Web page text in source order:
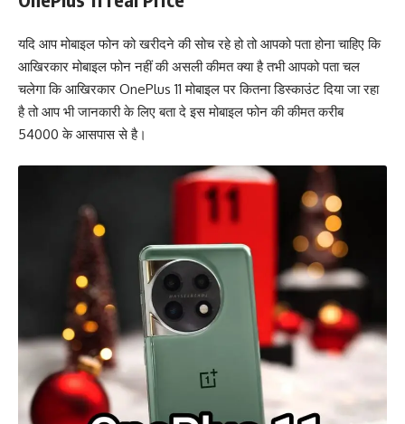
यदि आप मोबाइल फोन को खरीदने की सोच रहे हो तो आपको पता होना चाहिए कि
आखिरकार मोबाइल फोन नहीं की असली कीमत क्या है तभी आपको पता चल
चलेगा कि आखिरकार OnePlus 11 मोबाइल पर कितना डिस्काउंट दिया जा रहा
है तो आप भी जानकारी के लिए बता दे इस मोबाइल फोन की कीमत करीब
54000 के आसपास से है।